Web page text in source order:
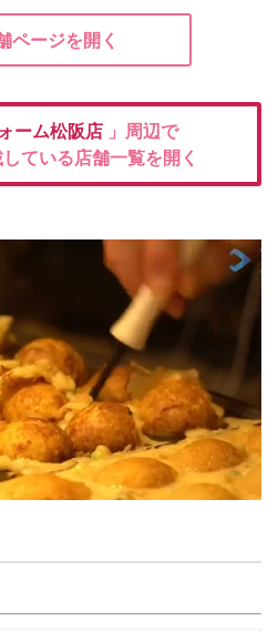
ページを開く
ーム松阪店 」周辺で
ている店舗一覧を開く